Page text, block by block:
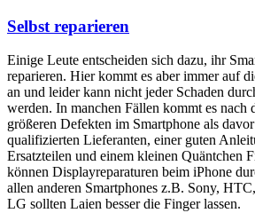
Selbst reparieren
Einige Leute entscheiden sich dazu, ihr
reparieren. Hier kommt es aber immer auf
an und leider kann nicht jeder Schaden
werden. In manchen Fällen kommt es nach
größeren Defekten im Smartphone als
qualifizierten Lieferanten, einer guten
Ersatzteilen und einem kleinen Quäntchen
können Displayreparaturen beim iPhone
allen anderen Smartphones z.B. Sony,
LG sollten Laien besser die Finger lassen.